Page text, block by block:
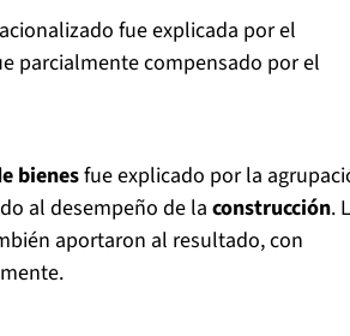
fue explicada por el
parcialmente compensado por el
bienesfue explicado por la
al desempeño de la construcción.
aportaron al resultado, con